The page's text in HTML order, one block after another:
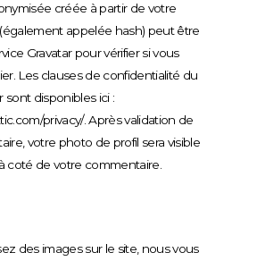
créée à partir de votre
appelée hash) peut être
Gravatar pour vérifier si vous
Les clauses de confidentialité du
sont disponibles ici :
privacy/. Après validation de
votre photo de profil sera visible
coté de votre commentaire.
des images sur le site, nous vous